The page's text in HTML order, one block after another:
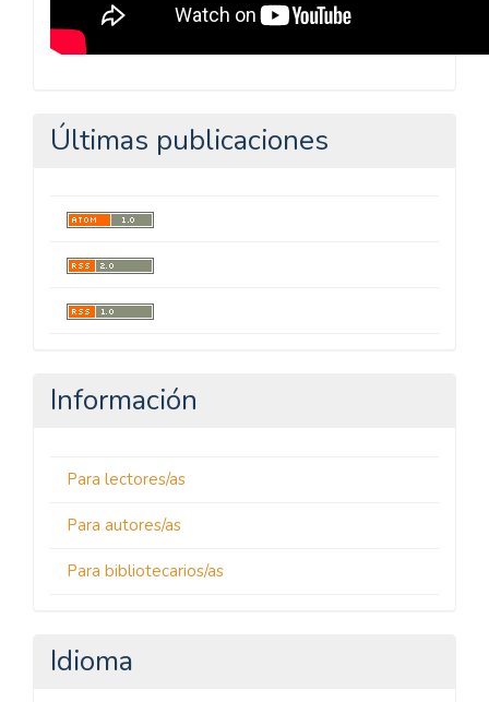
Últimas publicaciones
Información
Para lectores/as
Para autores/as
Para bibliotecarios/as
Idioma